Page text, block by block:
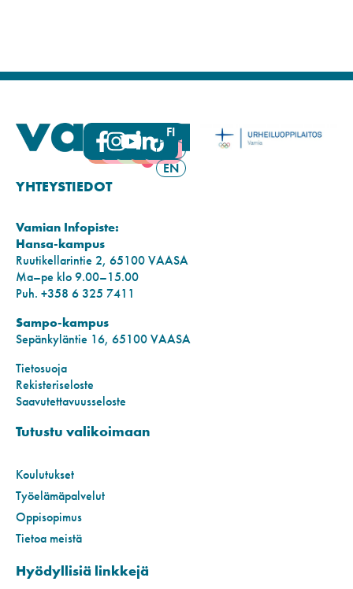
FI
SV
EN
YHTEYSTIEDOT
Vamian Infopiste:
Hansa-kampus
Ruutikellarintie 2, 65100 VAASA
Ma–pe klo 9.00–15.00
Puh. +358 6 325 7411
Sampo-kampus
Sepänkyläntie 16, 65100 VAASA
Tietosuoja
Rekisteriseloste
Saavutettavuusseloste
Tutustu valikoimaan
Koulutukset
Työelämäpalvelut
Oppisopimus
Tietoa meistä
Hyödyllisiä linkkejä